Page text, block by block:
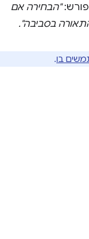
"הבחירה אם
בסביבה".
בו.